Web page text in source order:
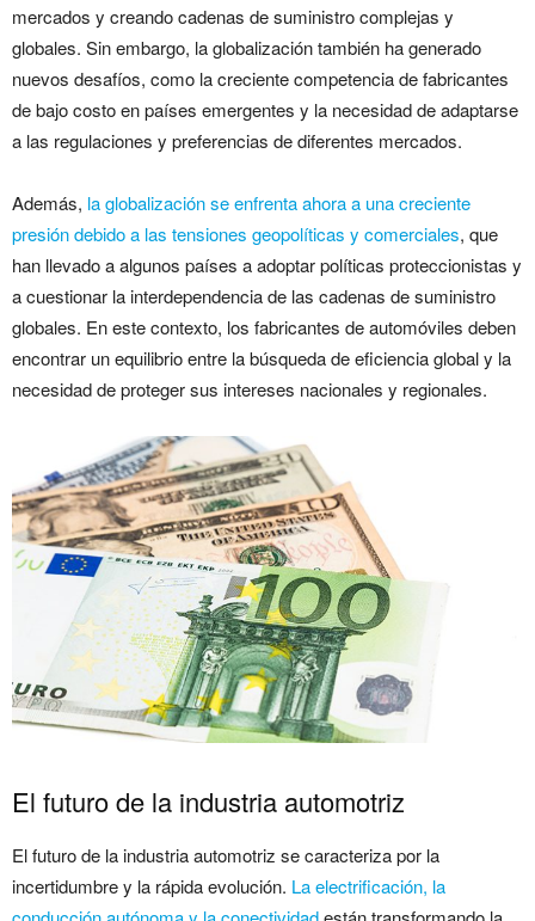
mercados y creando cadenas de suministro complejas y
globales. Sin embargo, la globalización también ha generado
nuevos desafíos, como la creciente competencia de fabricantes
de bajo costo en países emergentes y la necesidad de adaptarse
a las regulaciones y preferencias de diferentes mercados.
Además, la globalización se enfrenta ahora a una creciente
presión debido a las tensiones geopolíticas y comerciales, que
han llevado a algunos países a adoptar políticas proteccionistas y
a cuestionar la interdependencia de las cadenas de suministro
globales. En este contexto, los fabricantes de automóviles deben
encontrar un equilibrio entre la búsqueda de eficiencia global y la
necesidad de proteger sus intereses nacionales y regionales.
El futuro de la industria automotriz
El futuro de la industria automotriz se caracteriza por la
incertidumbre y la rápida evolución. La electrificación, la